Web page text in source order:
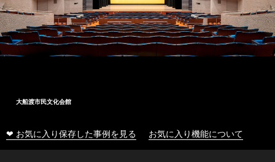
大船渡市民文化会館
❤ お気に入り保存した事例を見る お気に入り機能について